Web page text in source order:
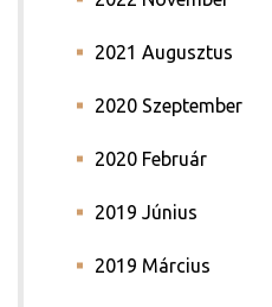
2021 Augusztus
2020 Szeptember
2020 Február
2019 Június
2019 Március